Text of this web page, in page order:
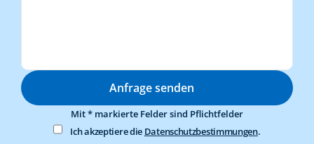
Anfrage senden
Mit * markierte Felder sind Pflichtfelder
Ich akzeptiere die Datenschutzbestimmungen.